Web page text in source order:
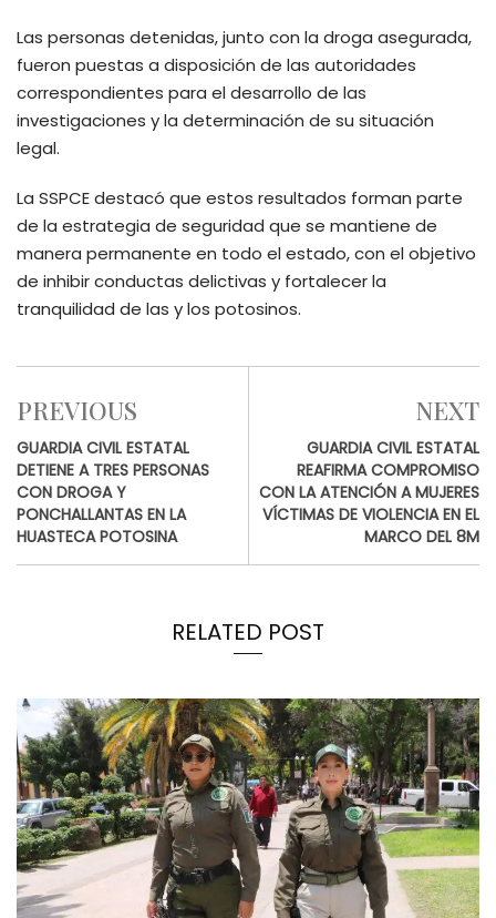
Las personas detenidas, junto con la droga asegurada,
fueron puestas a disposición de las autoridades
correspondientes para el desarrollo de las
investigaciones y la determinación de su situación
legal.
La SSPCE destacó que estos resultados forman parte
de la estrategia de seguridad que se mantiene de
manera permanente en todo el estado, con el objetivo
de inhibir conductas delictivas y fortalecer la
tranquilidad de las y los potosinos.
PREVIOUS
GUARDIA CIVIL ESTATAL
DETIENE A TRES PERSONAS
CON DROGA Y
PONCHALLANTAS EN LA
HUASTECA POTOSINA
NEXT
GUARDIA CIVIL ESTATAL
REAFIRMA COMPROMISO
CON LA ATENCIÓN A MUJERES
VÍCTIMAS DE VIOLENCIA EN EL
MARCO DEL 8M
RELATED POST